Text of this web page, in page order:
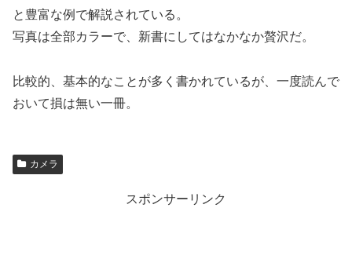
と豊富な例で解説されている。
写真は全部カラーで、新書にしてはなかなか贅沢だ。
比較的、基本的なことが多く書かれているが、一度読んで
おいて損は無い一冊。
カメラ
スポンサーリンク